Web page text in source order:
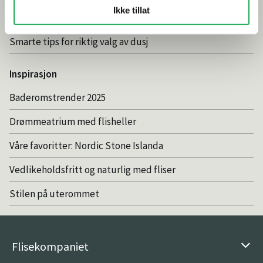
Ikke tillat
Smarte tips for riktig valg av dusj
Inspirasjon
Baderomstrender 2025
Drømmeatrium med flisheller
Våre favoritter: Nordic Stone Islanda
Vedlikeholdsfritt og naturlig med fliser
Stilen på uterommet
Flisekompaniet